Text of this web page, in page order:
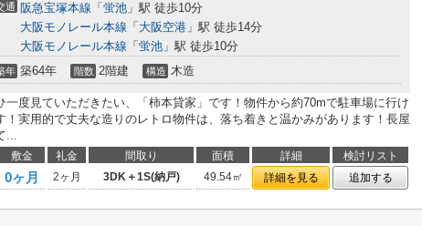
通 阪急宝塚本線 「 蛍池 」駅 徒歩10分
大阪モノレール本線 「 大阪空港 」駅 徒歩14分
大阪モノレール本線 「 蛍池 」駅 徒歩10分
年 築64年 階数 2階建 構造 木造
一度見ていただきたい、「柿本貸家」です！物件から約70mで駐車場に行け
！実用的で丈夫な造りのレトロ物件は、落ち着きと温かみがあります！長屋
...
敷金 礼金 間取り 面積 詳細
検討リスト
0ヶ月 2ヶ月 3DK＋1S(納戸) 49.54㎡ 詳細を見る 追加する